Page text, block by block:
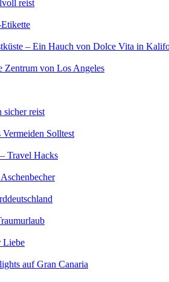
reist
– Ein Hauch von Dolce Vita in
Zentrum von Los Angeles
sicher reist
Solltest
Travel Hacks
Liebe
auf Gran Canaria